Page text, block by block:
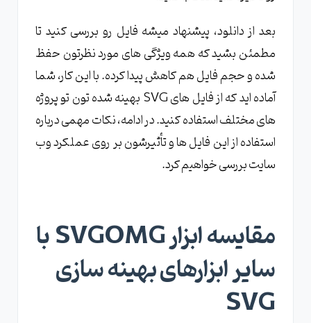
بعد از دانلود، پیشنهاد میشه فایل رو بررسی کنید تا
مطمئن بشید که همه ویژگی های مورد نظرتون حفظ
شده و حجم فایل هم کاهش پیدا کرده. با این کار، شما
آماده اید که از فایل های SVG بهینه شده تون تو پروژه
های مختلف استفاده کنید. در ادامه، نکات مهمی درباره
استفاده از این فایل ها و تأثیرشون بر روی عملکرد وب
سایت بررسی خواهیم کرد.
مقایسه ابزار SVGOMG با
سایر ابزارهای بهینه سازی
SVG